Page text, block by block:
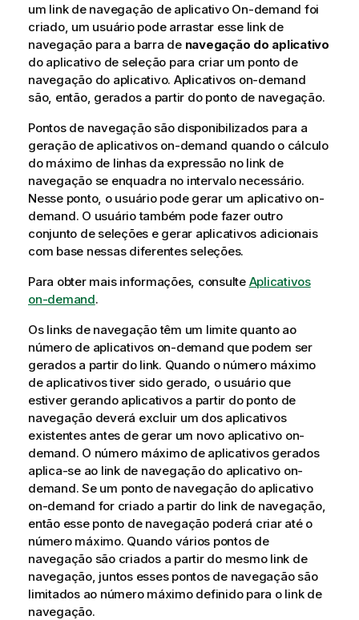
um link de navegação de aplicativo On-demand foi
criado, um usuário pode arrastar esse link de
navegação para a barra de navegação do aplicativo
do aplicativo de seleção para criar um ponto de
navegação do aplicativo. Aplicativos on-demand
são, então, gerados a partir do ponto de navegação.
Pontos de navegação são disponibilizados para a
geração de aplicativos on-demand quando o cálculo
do máximo de linhas da expressão no link de
navegação se enquadra no intervalo necessário.
Nesse ponto, o usuário pode gerar um aplicativo on-
demand. O usuário também pode fazer outro
conjunto de seleções e gerar aplicativos adicionais
com base nessas diferentes seleções.
Para obter mais informações, consulte Aplicativos
on-demand.
Os links de navegação têm um limite quanto ao
número de aplicativos on-demand que podem ser
gerados a partir do link. Quando o número máximo
de aplicativos tiver sido gerado, o usuário que
estiver gerando aplicativos a partir do ponto de
navegação deverá excluir um dos aplicativos
existentes antes de gerar um novo aplicativo on-
demand. O número máximo de aplicativos gerados
aplica-se ao link de navegação do aplicativo on-
demand. Se um ponto de navegação do aplicativo
on-demand for criado a partir do link de navegação,
então esse ponto de navegação poderá criar até o
número máximo. Quando vários pontos de
navegação são criados a partir do mesmo link de
navegação, juntos esses pontos de navegação são
limitados ao número máximo definido para o link de
navegação.